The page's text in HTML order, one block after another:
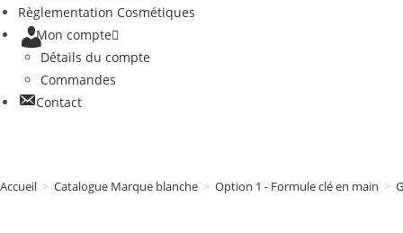
Règlementation Cosmétiques
Mon compte
Détails du compte
Commandes
Contact
Accueil > Catalogue Marque blanche > Option 1 - Formule clé en main >